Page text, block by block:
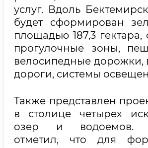
услуг. Вдоль
будет сформирован
площадью 187,3 гектара,
прогулочные зоны,
велосипедные дорожки,
дороги, системы
Также представлен
в столице четырех
озер и водоемов.
отметил, что для